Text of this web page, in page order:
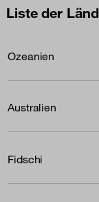
Liste der
Ozeanien
Australien
Fidschi